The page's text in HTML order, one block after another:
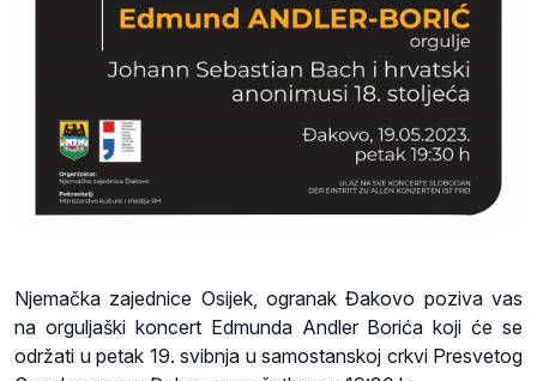
Njemačka zajednice Osijek, ogranak Đakovo poziva vas
na orguljaški koncert Edmunda Andler Borića koji će se
održati u petak 19. svibnja u samostanskoj crkvi Presvetog